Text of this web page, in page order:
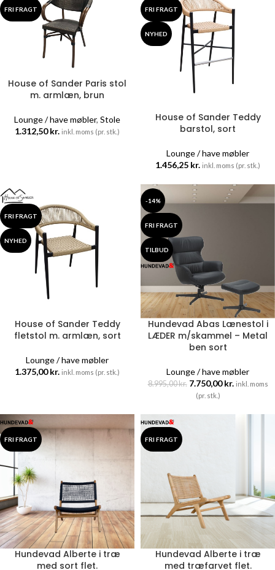
FRI FRAGT
House of Sander Paris stol
m. armlæn, brun
Lounge / have møbler, Stole
1.312,50kr. inkl. moms (pr. stk.)
FRI FRAGT
NYHED
House of Sander Teddy
barstol, sort
Lounge / have møbler
1.456,25 kr. inkl. moms (pr. stk.)
FRI FRAGT
NYHED
House of Sander Teddy
fletstol m. armlæn, sort
Lounge / have møbler
1.375,00kr. inkl. moms (pr. stk.)
-14%
FRI FRAGT
TILBUD
Hundevad Abas Lænestol i
LÆDER m/skammel – Metal
ben sort
Lounge / have møbler
8.995,00kr. 7.750,00kr. inkl. moms
(pr. stk.)
FRI FRAGT
Hundevad Alberte i træ
med sort flet.
FRI FRAGT
Hundevad Alberte i træ
med træfarvet flet.